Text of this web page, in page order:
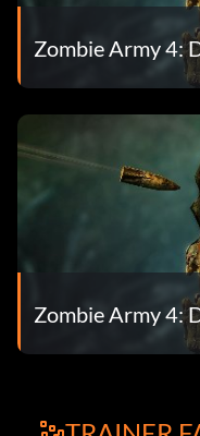
Zombie Army 4:
Zombie Army 4: